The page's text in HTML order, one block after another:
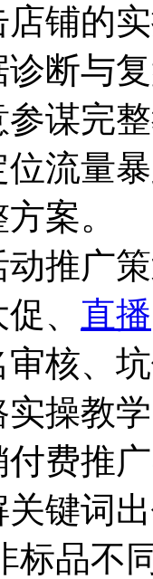
铺的
诊断与
谋完
流量
案。
推广策
、 直播
核、
操教学
费推
键词
标品不